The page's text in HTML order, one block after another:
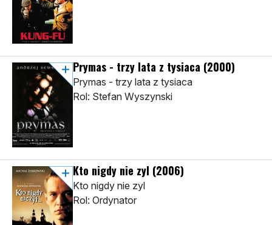
Prymas - trzy lata z tysiaca (2000)
Prymas - trzy lata z tysiaca
Rol: Stefan Wyszynski
Kto nigdy nie zyl (2006)
Kto nigdy nie zyl
Rol: Ordynator